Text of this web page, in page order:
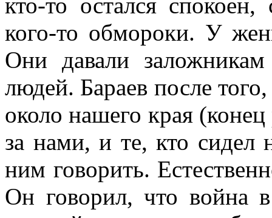
кто-то остался
кого-то обмороки. У
Они давали заложникам
людей. Бараев после
около нашего края
за нами, и те, кто сидел
ним говорить.
Он говорил, что война